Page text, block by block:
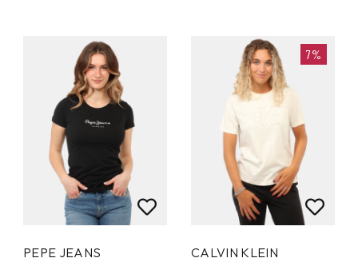
PEPE JEANS
7%
CALVIN KLEIN